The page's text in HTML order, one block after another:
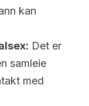
kan
Det er
samleie
med